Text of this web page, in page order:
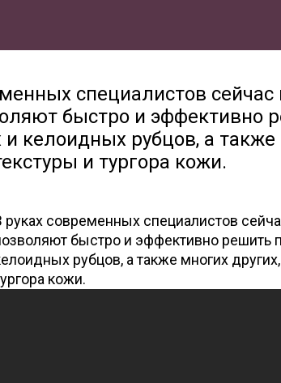
специалистов сейчас
быстро и эффективно
и келоидных рубцов, а
и тургора кожи.
руках современных специалистов
быстро и эффективно решить
рубцов, а также многих
кожи.